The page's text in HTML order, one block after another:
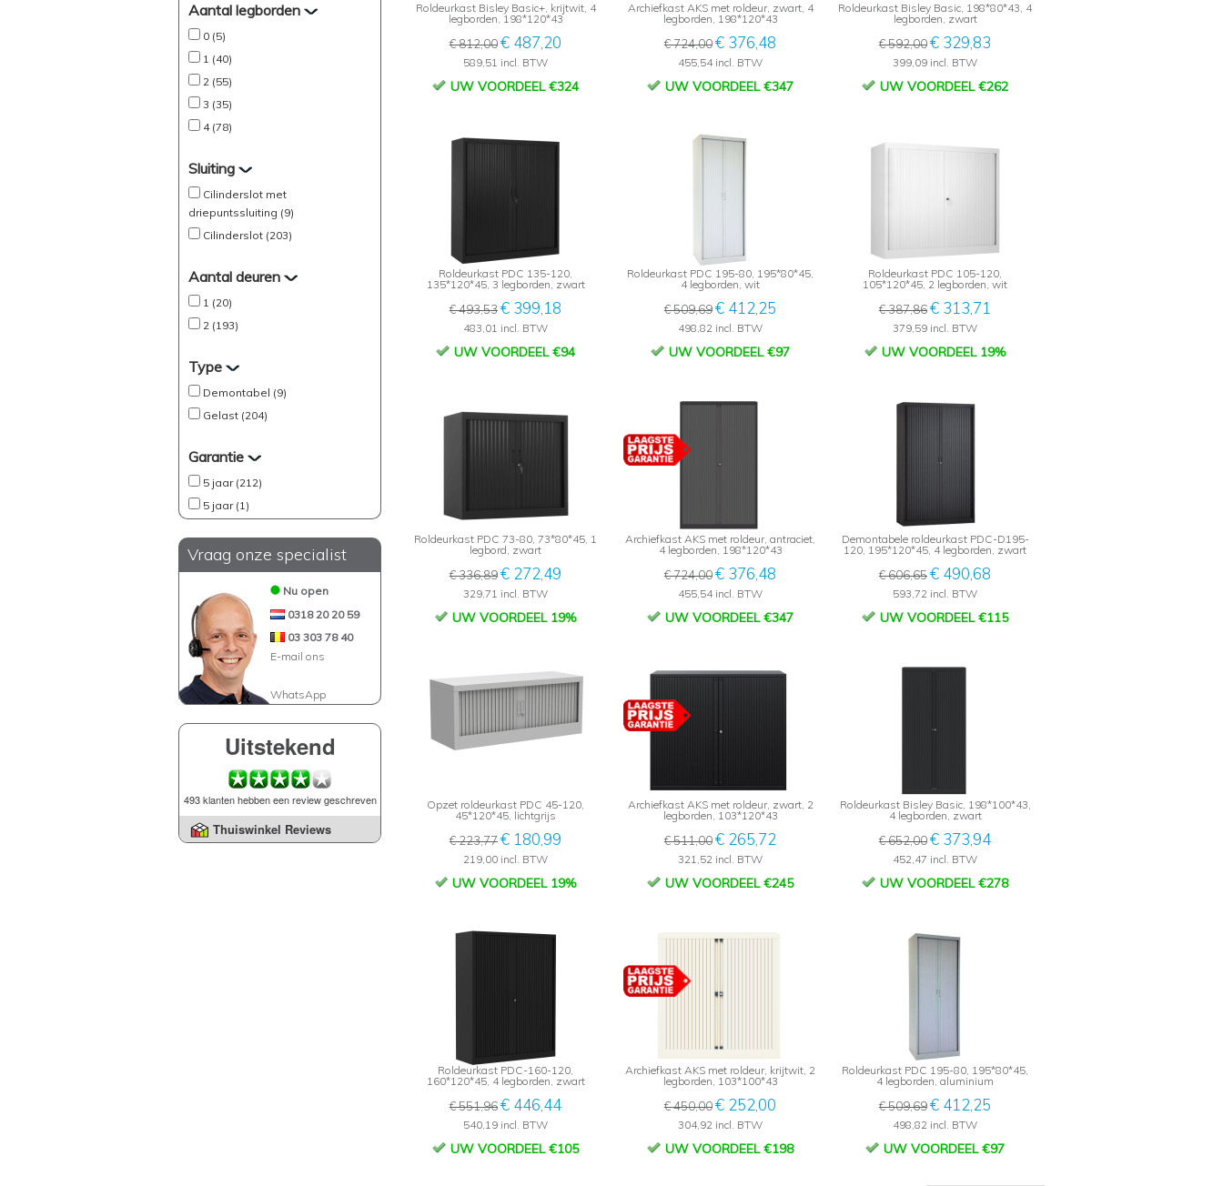
Aantal legborden
0 (5)
1 (40)
2 (55)
3 (35)
4 (78)
Sluiting
Cilinderslot met
driepuntssluiting (9)
Cilinderslot (203)
Aantal deuren
1 (20)
2 (193)
Type
Demontabel (9)
Gelast (204)
Garantie
5 jaar (212)
5 jaar (1)
Vraag onze specialist
Nu open
0318 20 20 59
03 303 78 40
E-mail ons
WhatsApp
Uitstekend
493 klanten hebben een review geschreven
Thuiswinkel Reviews
Roldeurkast Bisley Basic+, krijtwit, 4
legborden, 198*120*43
€ 812,00€ 487,20
589,51 incl. BTW
UW VOORDEEL €324
Archiefkast AKS met roldeur, zwart, 4
legborden, 198*120*43
€ 724,00€ 376,48
455,54 incl. BTW
UW VOORDEEL €347
Roldeurkast Bisley Basic, 198*80*43, 4
legborden, zwart
€ 592,00€ 329,83
399,09 incl. BTW
UW VOORDEEL €262
Roldeurkast PDC 135-120,
135*120*45, 3 legborden, zwart
€ 493,53€ 399,18
483,01 incl. BTW
UW VOORDEEL €94
Roldeurkast PDC 195-80, 195*80*45,
4 legborden, wit
€ 509,69€ 412,25
498,82 incl. BTW
UW VOORDEEL €97
Roldeurkast PDC 105-120,
105*120*45, 2 legborden, wit
€ 387,86€ 313,71
379,59 incl. BTW
UW VOORDEEL 19%
Roldeurkast PDC 73-80, 73*80*45, 1
legbord, zwart
€ 336,89€ 272,49
329,71 incl. BTW
UW VOORDEEL 19%
Archiefkast AKS met roldeur, antraciet,
4 legborden, 198*120*43
€ 724,00€ 376,48
455,54 incl. BTW
UW VOORDEEL €347
Demontabele roldeurkast PDC-D195-
120, 195*120*45, 4 legborden, zwart
€ 606,65€ 490,68
593,72 incl. BTW
UW VOORDEEL €115
Opzet roldeurkast PDC 45-120,
45*120*45, lichtgrijs
€ 223,77€ 180,99
219,00 incl. BTW
UW VOORDEEL 19%
Archiefkast AKS met roldeur, zwart, 2
legborden, 103*120*43
€ 511,00€ 265,72
321,52 incl. BTW
UW VOORDEEL €245
Roldeurkast Bisley Basic, 198*100*43,
4 legborden, zwart
€ 652,00€ 373,94
452,47 incl. BTW
UW VOORDEEL €278
Roldeurkast PDC-160-120,
160*120*45, 4 legborden, zwart
€ 551,96€ 446,44
540,19 incl. BTW
UW VOORDEEL €105
Archiefkast AKS met roldeur, krijtwit, 2
legborden, 103*100*43
€ 450,00€ 252,00
304,92 incl. BTW
UW VOORDEEL €198
Roldeurkast PDC 195-80, 195*80*45,
4 legborden, aluminium
€ 509,69€ 412,25
498,82 incl. BTW
UW VOORDEEL €97